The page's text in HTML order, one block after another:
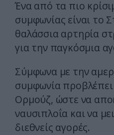
Ένα από τα πιο
συμφωνίας είναι το
θαλάσσια αρτηρία
για την παγκόσμια
Σύμφωνα με την
συμφωνία
Ορμούζ, ώστε να
ναυσιπλοΐα και να
διεθνείς αγορές.